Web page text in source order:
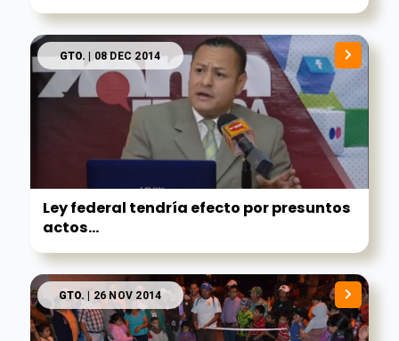
GTO. | 08 DEC 2014
Ley federal tendría efecto por presuntos
actos...
GTO. | 26 NOV 2014